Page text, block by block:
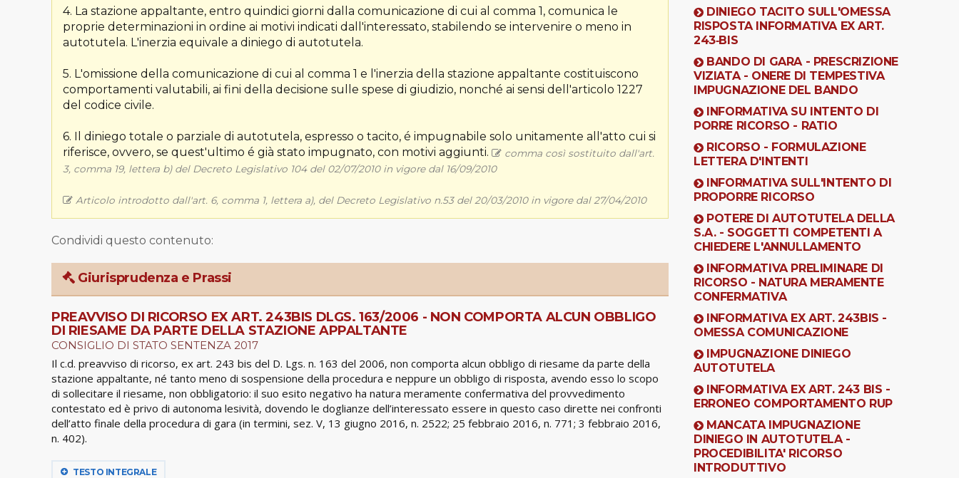
4. La stazione appaltante, entro quindici giorni dalla comunicazione di cui al comma 1, comunica le
proprie determinazioni in ordine ai motivi indicati dall'interessato, stabilendo se intervenire o meno in
autotutela. L'inerzia equivale a diniego di autotutela.
5. L'omissione della comunicazione di cui al comma 1 e l'inerzia della stazione appaltante costituiscono
comportamenti valutabili, ai fini della decisione sulle spese di giudizio, nonché ai sensi dell'articolo 1227
del codice civile.
6. Il diniego totale o parziale di autotutela, espresso o tacito, é impugnabile solo unitamente all'atto cui si
riferisce, ovvero, se quest'ultimo é già stato impugnato, con motivi aggiunti.
comma così sostituito dall'art.
3, comma 19, lettera b) del Decreto Legislativo 104 del 02/07/2010 in vigore dal 16/09/2010
Articolo introdotto dall'art. 6, comma 1, lettera a), del Decreto Legislativo n.53 del 20/03/2010 in vigore dal 27/04/2010
Condividi questo contenuto:
Giurisprudenza e Prassi
PREAVVISO DI RICORSO EX ART. 243BIS DLGS. 163/2006 - NON COMPORTA ALCUN OBBLIGO
DI RIESAME DA PARTE DELLA STAZIONE APPALTANTE
CONSIGLIO DI STATO SENTENZA 2017
Il c.d. preavviso di ricorso, ex art. 243 bis del D. Lgs. n. 163 del 2006, non comporta alcun obbligo di riesame da parte della
stazione appaltante, né tanto meno di sospensione della procedura e neppure un obbligo di risposta, avendo esso lo scopo
di sollecitare il riesame, non obbligatorio: il suo esito negativo ha natura meramente confermativa del provvedimento
contestato ed è privo di autonoma lesività, dovendo le doglianze dell’interessato essere in questo caso dirette nei confronti
dell’atto finale della procedura di gara (in termini, sez. V, 13 giugno 2016, n. 2522; 25 febbraio 2016, n. 771; 3 febbraio 2016,
n. 402).
TESTO INTEGRALE
DINIEGO TACITO SULL'OMESSA
RISPOSTA INFORMATIVA EX ART.
243‐BIS
BANDO DI GARA - PRESCRIZIONE
VIZIATA - ONERE DI TEMPESTIVA
IMPUGNAZIONE DEL BANDO
INFORMATIVA SU INTENTO DI
PORRE RICORSO - RATIO
RICORSO - FORMULAZIONE
LETTERA D'INTENTI
INFORMATIVA SULL'INTENTO DI
PROPORRE RICORSO
POTERE DI AUTOTUTELA DELLA
S.A. - SOGGETTI COMPETENTI A
CHIEDERE L'ANNULLAMENTO
INFORMATIVA PRELIMINARE DI
RICORSO - NATURA MERAMENTE
CONFERMATIVA
INFORMATIVA EX ART. 243BIS -
OMESSA COMUNICAZIONE
IMPUGNAZIONE DINIEGO
AUTOTUTELA
INFORMATIVA EX ART. 243 BIS -
ERRONEO COMPORTAMENTO RUP
MANCATA IMPUGNAZIONE
DINIEGO IN AUTOTUTELA -
PROCEDIBILITA' RICORSO
INTRODUTTIVO